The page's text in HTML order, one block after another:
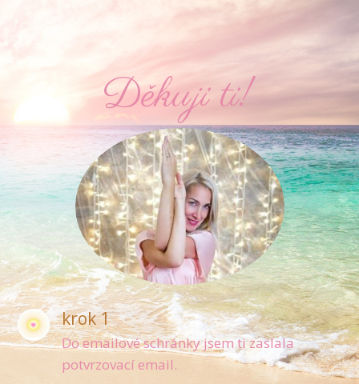
Děkuji ti!
krok 1
Do emailové schránky jsem ti zaslala
potvrzovací email.